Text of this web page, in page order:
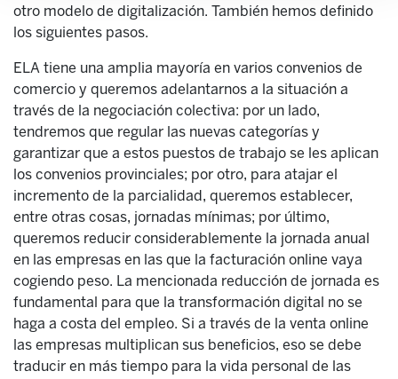
otro modelo de digitalización. También hemos definido
los siguientes pasos.
ELA tiene una amplia mayoría en varios convenios de
comercio y queremos adelantarnos a la situación a
través de la negociación colectiva: por un lado,
tendremos que regular las nuevas categorías y
garantizar que a estos puestos de trabajo se les aplican
los convenios provinciales; por otro, para atajar el
incremento de la parcialidad, queremos establecer,
entre otras cosas, jornadas mínimas; por último,
queremos reducir considerablemente la jornada anual
en las empresas en las que la facturación online vaya
cogiendo peso. La mencionada reducción de jornada es
fundamental para que la transformación digital no se
haga a costa del empleo. Si a través de la venta online
las empresas multiplican sus beneficios, eso se debe
traducir en más tiempo para la vida personal de las